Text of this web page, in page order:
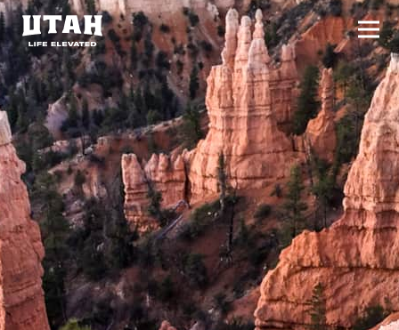
Skip to content
切换